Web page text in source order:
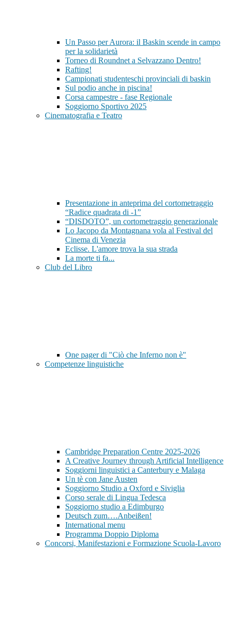
Un Passo per Aurora: il Baskin scende in campo
per la solidarietà
Torneo di Roundnet a Selvazzano Dentro!
Rafting!
Campionati studenteschi provinciali di baskin
Sul podio anche in piscina!
Corsa campestre - fase Regionale
Soggiorno Sportivo 2025
Cinematografia e Teatro
Presentazione in anteprima del cortometraggio
“Radice quadrata di -1”
“DISDOTO”, un cortometraggio generazionale
Lo Jacopo da Montagnana vola al Festival del
Cinema di Venezia
Eclisse. L'amore trova la sua strada
La morte ti fa...
Club del Libro
One pager di "Ciò che Inferno non è"
Competenze linguistiche
Cambridge Preparation Centre 2025-2026
A Creative Journey through Artificial Intelligence
Soggiorni linguistici a Canterbury e Malaga
Un tè con Jane Austen
Soggiorno Studio a Oxford e Siviglia
Corso serale di Lingua Tedesca
Soggiorno studio a Edimburgo
Deutsch zum….Anbeißen!
International menu
Programma Doppio Diploma
Concorsi, Manifestazioni e Formazione Scuola-Lavoro